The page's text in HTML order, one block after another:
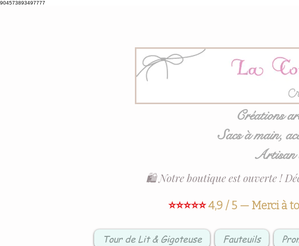
904573893497777
Créations
Sacs à main,
Artisan
⭐⭐⭐⭐⭐4,9 / 5 — Merci à
🛍️ Notre boutique est ouverte !
Tour de Lit & Gigoteuse Fauteuils